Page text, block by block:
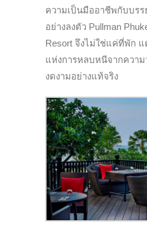
ความเป็นมืออาชีพกับบร
อย่างลงตัว Pullman
Resort จึงไม่ใช่แค่ที่พัก
แห่งการหลบหนีจากควา
งดงามอย่างแท้จริง